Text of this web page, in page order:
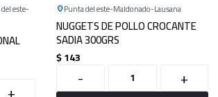
este
Punta del este Maldonado Lausana
NUGGETS DE POLLO CROCANTE
SADIA 300GRS
$143
- +